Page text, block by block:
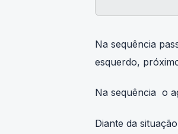
Na sequência
esquerdo,
Na sequência o
Diante da